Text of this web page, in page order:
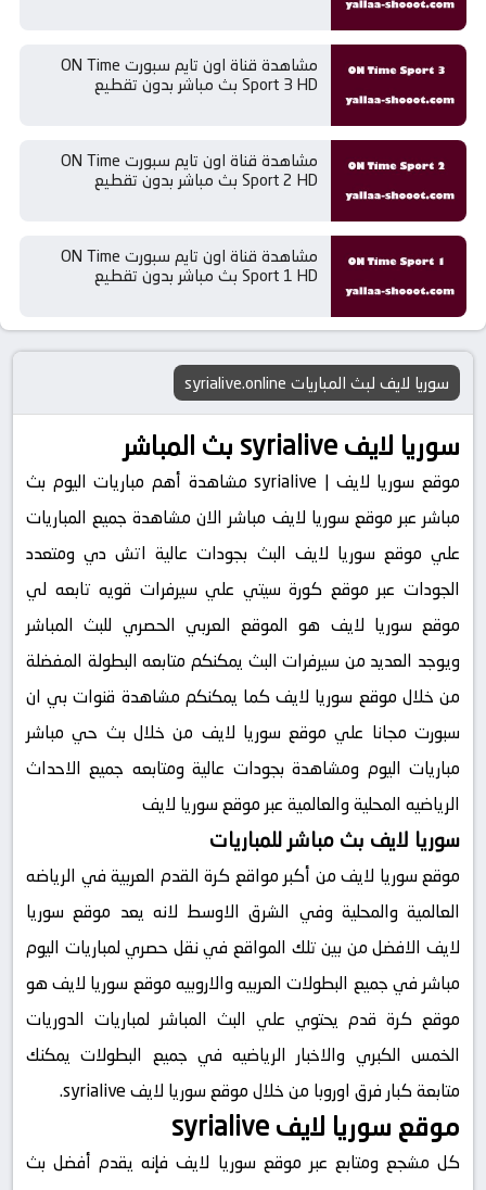
مشاهدة قناة اون تايم سبورت ON Time
Sport 3 HD بث مباشر بدون تقطيع
مشاهدة قناة اون تايم سبورت ON Time
Sport 2 HD بث مباشر بدون تقطيع
مشاهدة قناة اون تايم سبورت ON Time
Sport 1 HD بث مباشر بدون تقطيع
سوريا لايف لبث المباريات syrialive.online
سوريا لايف syrialive بث المباشر
موقع سوريا لايف | syrialive مشاهدة أهم مباريات اليوم بث
مباشر عبر موقع سوريا لايف مباشر الان مشاهدة جميع المباريات
علي موقع سوريا لايف البث بجودات عالية اتش دي ومتعدد
الجودات عبر موقع كورة سيتي علي سيرفرات قويه تابعه لي
موقع سوريا لايف هو الموقع العربي الحصري للبث المباشر
ويوجد العديد من سيرفرات البث يمكنكم متابعه البطولة المفضلة
من خلال موقع سوريا لايف كما يمكنكم مشاهدة قنوات بي ان
سبورت مجانا علي موقع سوريا لايف من خلال بث حي مباشر
مباريات اليوم ومشاهدة بجودات عالية ومتابعه جميع الاحداث
الرياضيه المحلية والعالمية عبر موقع سوريا لايف
سوريا لايف بث مباشر للمباريات
موقع سوريا لايف من أكبر مواقع كرة القدم العربية في الرياضه
العالمية والمحلية وفي الشرق الاوسط لانه يعد موقع سوريا
لايف الافضل من بين تلك المواقع في نقل حصري لمباريات اليوم
مباشر في جميع البطولات العربيه والاروبيه موقع سوريا لايف هو
موقع كرة قدم يحتوي علي البث المباشر لمباريات الدوريات
الخمس الكبري والاخبار الرياضيه في جميع البطولات يمكنك
متابعة كبار فرق اوروبا من خلال موقع سوريا لايف syrialive.
موقع سوريا لايف syrialive
كل مشجع ومتابع عبر موقع سوريا لايف فإنه يقدم أفضل بث